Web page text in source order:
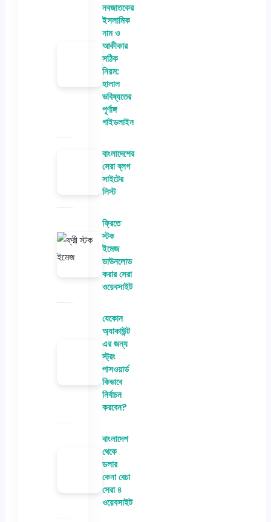
নবজাতকের
ইসলামিক
নাম ও
আকীকার
সঠিক
নিয়ম:
হালাল
ভবিষ্যতের
পূর্ণাঙ্গ
গাইডলাইন
বাংলাদেশের
সেরা ব্লগ
সাইটের
লিস্ট
ফ্রিতে
স্টক
ইমেজ
ডাউনলোড
করার সেরা
ওয়েবসাইট
যেকোন
অ্যাকাউন্ট
এর জন্য
স্ট্রং
পাসওয়ার্ড
কিভাবে
নির্বাচন
করবেন?
বাংলাদেশ
থেকে
ডলার
কেনা বেচা
সেরা ৪
ওয়েবসাইট